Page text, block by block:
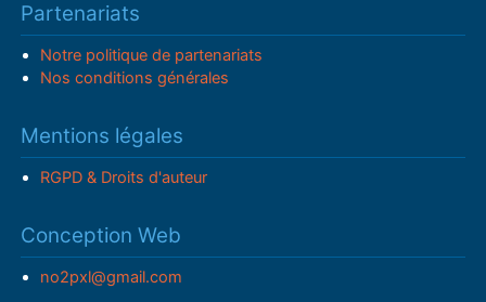
Partenariats
Notre politique de partenariats
Nos conditions générales
Mentions légales
RGPD & Droits d'auteur
Conception Web
no2pxl@gmail.com